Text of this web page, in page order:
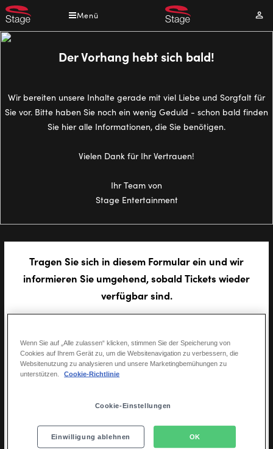
Direkt
zum
Inhalt
Menü
Der Vorhang hebt sich bald!
Wir bereiten unsere Inhalte gerade mit viel Liebe und Sorgfalt für
Sie vor. Bitte haben Sie noch ein wenig Geduld - schon bald finden
Sie hier alle Informationen, die Sie benötigen.
Vielen Dank für Ihr Vertrauen!
Ihr Team von
Stage Entertainment
Tragen Sie sich in diesem Formular ein und wir
informieren Sie umgehend, sobald Tickets wieder
verfügbar sind.
E-Mail Adresse*
Wenn Sie auf „Alle zulassen“ klicken, stimmen Sie der Speicherung von
Cookies auf Ihrem Gerät zu, um die Websitenavigation zu verbessern, die
Websitenutzung zu analysieren und unsere Marketingbemühungen zu
unterstützen.
Cookie-Richtlinie
Cookie-Einstellungen
Einwilligung ablehnen OK